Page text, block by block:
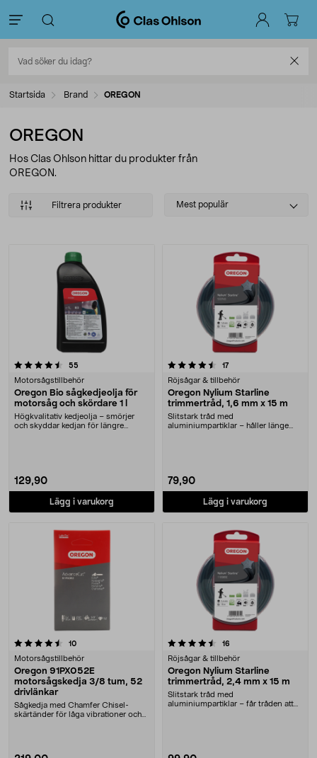
Startsida Brand OREGON
OREGON
Hos Clas Ohlson hittar du produkter från
OREGON.
Filtrera produkter
Select
Mest populär
Produkter
55
Motorsågstillbehör
Oregon Bio sågkedjeolja för
motorsåg och skördare 1 l
Högkvalitativ kedjeolja – smörjer
och skyddar kedjan för längre
129,90
Lägg i varukorg
4.5 av 5 stjärnor 17recensioner
Röjsågar & tillbehör
Oregon Nylium Starline
trimmertråd, 1,6 mm x 15 m
Slitstark tråd med
aluminiumpartiklar – håller länge
79,90
Lägg i varukorg
10recensioner
Motorsågstillbehör
Oregon 91PX052E
motorsågskedja 3/8 tum, 52
drivlänkar
Sågkedja med Chamfer Chisel-
skärtänder för låga vibrationer och
4.5 av 5 stjärnor 16
Röjsågar & tillbehör
Oregon Nylium Starline
trimmertråd, 2,4 mm x 15 m
Slitstark tråd med
aluminiumpartiklar – får tråden att